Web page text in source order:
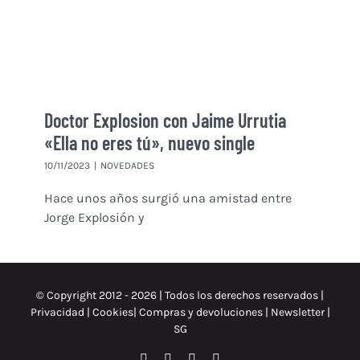
Doctor Explosion con Jaime Urrutia
«Ella no eres tú», nuevo single
10/11/2023 | NOVEDADES
Hace unos años surgió una amistad entre
Jorge Explosión y
© Copyright 2012 -2026 | Todos los derechos reservados |
Privacidad | Cookies| Compras y devoluciones| Newsletter |
SG